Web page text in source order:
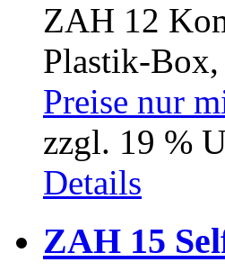
ZAH 12
Plastik-
Preise nur
zzgl. 19 %
Details
ZAH 15